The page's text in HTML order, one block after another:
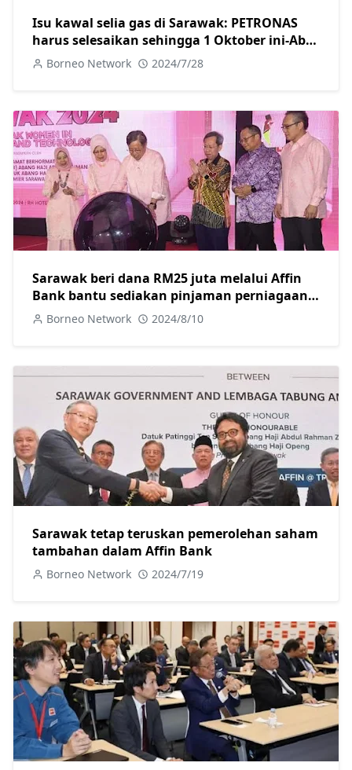
Isu kawal selia gas di Sarawak: PETRONAS
harus selesaikan sehingga 1 Oktober ini-Abg
Jo Borneo Network 2024/7/28
Sarawak beri dana RM25 juta melalui Affin
Bank bantu sediakan pinjaman perniagaan
khas untuk usahawan wanita
Borneo Network 2024/8/10
Sarawak tetap teruskan pemerolehan saham
tambahan dalam Affin Bank
Borneo Network 2024/7/19